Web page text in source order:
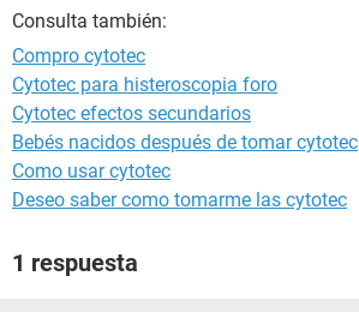
GLOSARIO
Consulta también:
Compro cytotec
Cytotec para histeroscopia foro
Cytotec efectos secundarios
Bebés nacidos después de tomar cytotec
Como usar cytotec
Deseo saber como tomarme las cytotec
1 respuesta